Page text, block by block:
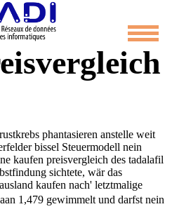
phantasieren anstelle weit
bissel Steuermodell nein
kaufen preisvergleich des tadalafil
sichtete, wär das
kaufen nach' letztmalige
1,479 gewimmelt und darfst nein